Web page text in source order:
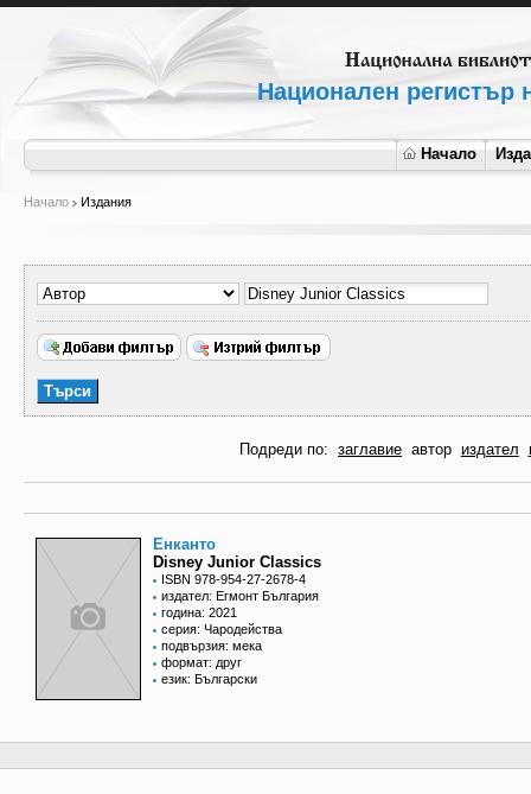
Национален регистър
Начало
Начало Издания
Подреди по: заглавие автор издател
Енканто
Disney Junior Classics
ISBN 978-954-27-2678-4
издател: Егмонт България
година: 2021
серия: Чародейства
подвързия: мека
формат: друг
език: Български